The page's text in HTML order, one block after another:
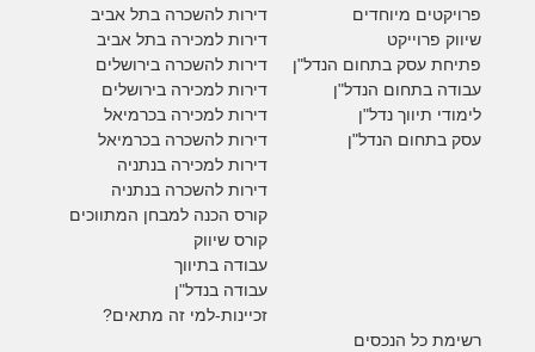
דירות להשכרה בתל אביב
דירות למכירה בתל אביב
דירות להשכרה בירושלים
דירות למכירה בירושלים
דירות למכירה בכרמיאל
דירות להשכרה בכרמיאל
דירות למכירה בנתניה
דירות להשכרה בנתניה
קורס הכנה למבחן המתווכים
קורס שיווק
עבודה בתיווך
עבודה בנדל"ן
זכיינות-למי זה מתאים?
פרויקטים מיוחדים
שיווק פרוייקט
פתיחת עסק בתחום הנדל"ן
עבודה בתחום הנדל"ן
לימודי תיווך נדל"ן
עסק בתחום הנדל"ן
רשימת כל הנכסים